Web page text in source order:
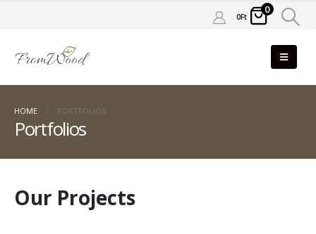
0Ft
0
HOME PORTFOLIOS
Portfolios
Our Projects